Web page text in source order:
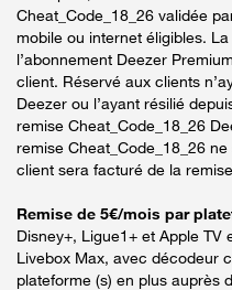
Cheat_Code_18_26 validée
mobile ou internet éligibles.
l’abonnement Deezer
client. Réservé aux clients
Deezer ou l’ayant résilié
remise Cheat_Code_18_26
remise Cheat_Code_18_26
client sera facturé de la
Remise de 5€/mois par
Disney+, Ligue1+ et Apple TV
Livebox Max, avec décodeur
plateforme (s) en plus auprès